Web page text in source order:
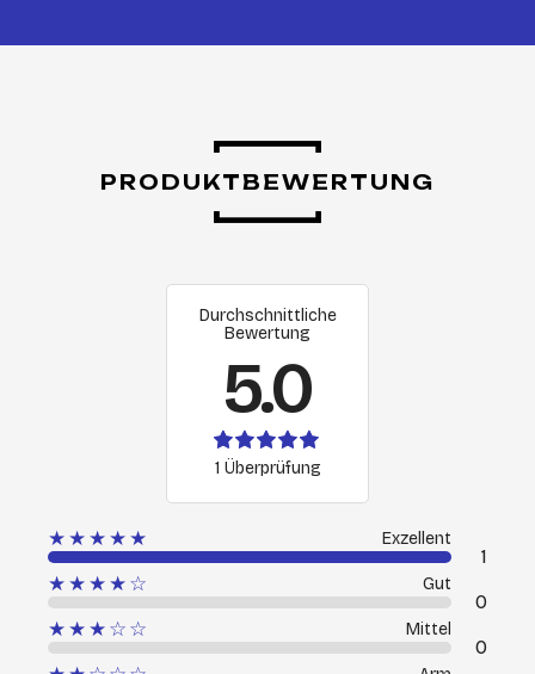
PRODUKTBEWERTUNG
Durchschnittliche
Bewertung
5.0
1 Überprüfung
★★★★★ Exzellent
1
★★★★☆
Gut
0
★★★☆☆
Mittel
0